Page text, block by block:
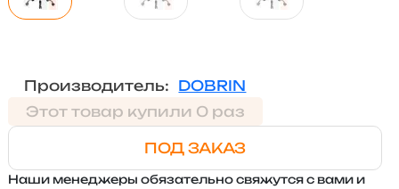
Производитель: DOBRIN
Этот товар купили 0 раз
ПОД ЗАКАЗ
Наши менеджеры обязательно свяжутся с вами и